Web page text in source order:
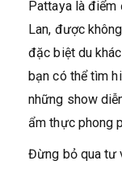
Pattaya là điểm
Lan, được
đặc biệt du
bạn có thể tìm
những show
ẩm thực phong
Đừng bỏ qua tư